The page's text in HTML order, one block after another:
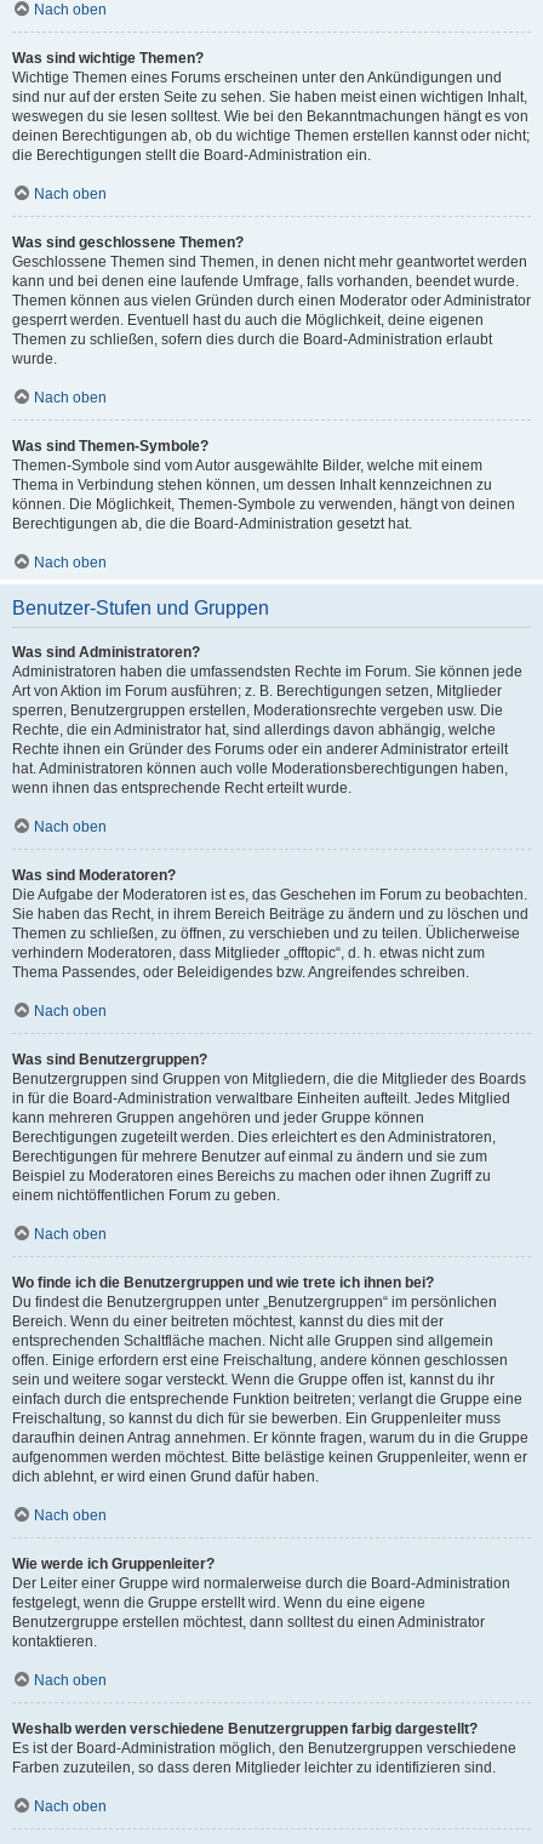
Nach oben
Was sind wichtige Themen?
Wichtige Themen eines Forums erscheinen unter den Ankündigungen und
sind nur auf der ersten Seite zu sehen. Sie haben meist einen wichtigen Inhalt,
weswegen du sie lesen solltest. Wie bei den Bekanntmachungen hängt es von
deinen Berechtigungen ab, ob du wichtige Themen erstellen kannst oder nicht;
die Berechtigungen stellt die Board-Administration ein.
Nach oben
Was sind geschlossene Themen?
Geschlossene Themen sind Themen, in denen nicht mehr geantwortet werden
kann und bei denen eine laufende Umfrage, falls vorhanden, beendet wurde.
Themen können aus vielen Gründen durch einen Moderator oder Administrator
gesperrt werden. Eventuell hast du auch die Möglichkeit, deine eigenen
Themen zu schließen, sofern dies durch die Board-Administration erlaubt
wurde.
Nach oben
Was sind Themen-Symbole?
Themen-Symbole sind vom Autor ausgewählte Bilder, welche mit einem
Thema in Verbindung stehen können, um dessen Inhalt kennzeichnen zu
können. Die Möglichkeit, Themen-Symbole zu verwenden, hängt von deinen
Berechtigungen ab, die die Board-Administration gesetzt hat.
Nach oben
Benutzer-Stufen und Gruppen
Was sind Administratoren?
Administratoren haben die umfassendsten Rechte im Forum. Sie können jede
Art von Aktion im Forum ausführen; z. B. Berechtigungen setzen, Mitglieder
sperren, Benutzergruppen erstellen, Moderationsrechte vergeben usw. Die
Rechte, die ein Administrator hat, sind allerdings davon abhängig, welche
Rechte ihnen ein Gründer des Forums oder ein anderer Administrator erteilt
hat. Administratoren können auch volle Moderationsberechtigungen haben,
wenn ihnen das entsprechende Recht erteilt wurde.
Nach oben
Was sind Moderatoren?
Die Aufgabe der Moderatoren ist es, das Geschehen im Forum zu beobachten.
Sie haben das Recht, in ihrem Bereich Beiträge zu ändern und zu löschen und
Themen zu schließen, zu öffnen, zu verschieben und zu teilen. Üblicherweise
verhindern Moderatoren, dass Mitglieder „offtopic“, d. h. etwas nicht zum
Thema Passendes, oder Beleidigendes bzw. Angreifendes schreiben.
Nach oben
Was sind Benutzergruppen?
Benutzergruppen sind Gruppen von Mitgliedern, die die Mitglieder des Boards
in für die Board-Administration verwaltbare Einheiten aufteilt. Jedes Mitglied
kann mehreren Gruppen angehören und jeder Gruppe können
Berechtigungen zugeteilt werden. Dies erleichtert es den Administratoren,
Berechtigungen für mehrere Benutzer auf einmal zu ändern und sie zum
Beispiel zu Moderatoren eines Bereichs zu machen oder ihnen Zugriff zu
einem nichtöffentlichen Forum zu geben.
Nach oben
Wo finde ich die Benutzergruppen und wie trete ich ihnen bei?
Du findest die Benutzergruppen unter „Benutzergruppen“ im persönlichen
Bereich. Wenn du einer beitreten möchtest, kannst du dies mit der
entsprechenden Schaltfläche machen. Nicht alle Gruppen sind allgemein
offen. Einige erfordern erst eine Freischaltung, andere können geschlossen
sein und weitere sogar versteckt. Wenn die Gruppe offen ist, kannst du ihr
einfach durch die entsprechende Funktion beitreten; verlangt die Gruppe eine
Freischaltung, so kannst du dich für sie bewerben. Ein Gruppenleiter muss
daraufhin deinen Antrag annehmen. Er könnte fragen, warum du in die Gruppe
aufgenommen werden möchtest. Bitte belästige keinen Gruppenleiter, wenn er
dich ablehnt, er wird einen Grund dafür haben.
Nach oben
Wie werde ich Gruppenleiter?
Der Leiter einer Gruppe wird normalerweise durch die Board-Administration
festgelegt, wenn die Gruppe erstellt wird. Wenn du eine eigene
Benutzergruppe erstellen möchtest, dann solltest du einen Administrator
kontaktieren.
Nach oben
Weshalb werden verschiedene Benutzergruppen farbig dargestellt?
Es ist der Board-Administration möglich, den Benutzergruppen verschiedene
Farben zuzuteilen, so dass deren Mitglieder leichter zu identifizieren sind.
Nach oben